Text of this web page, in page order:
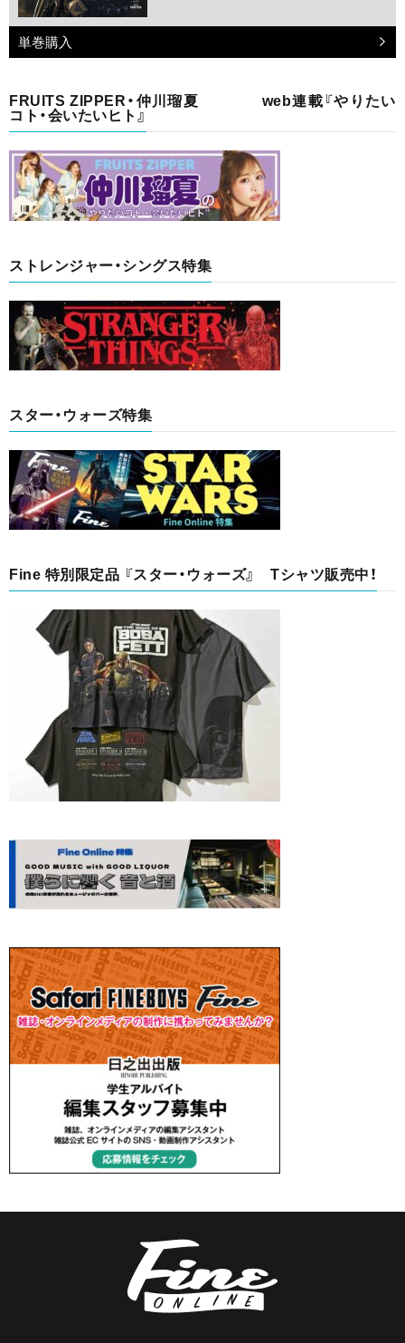
単巻購入
FRUITS ZIPPER・仲川瑠夏 web連載『やりたい
コト・会いたいヒト』
ストレンジャー・シングス特集
スター・ウォーズ特集
Fine 特別限定品 『スター・ウォーズ』 Tシャツ販売中！